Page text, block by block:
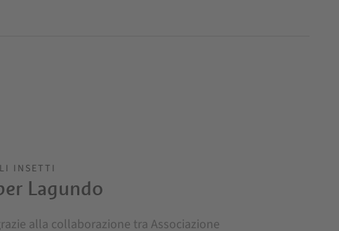
INSETTI
Lagundo
alla collaborazione tra Associazione